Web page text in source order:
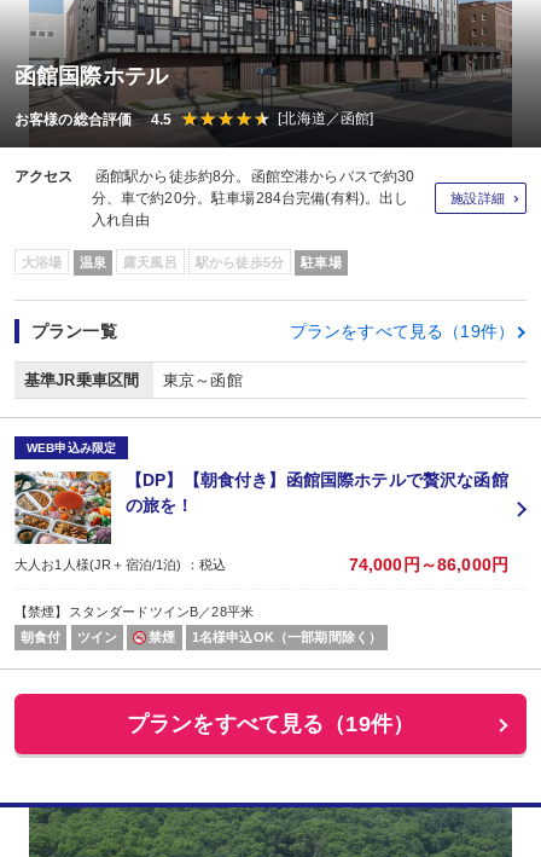
函館国際ホテル
お客様の総合評価 4.5 [北海道／函館]
アクセス
函館駅から徒歩約8分。函館空港からバスで約30
分、車で約20分。駐車場284台完備(有料)。出し
入れ自由
施設詳細
大浴場 温泉 露天風呂 駅から徒歩5分 駐車場
プラン一覧 プランをすべて見る（19件）
基準JR乗車区間 東京～函館
WEB申込み限定
【DP】【朝食付き】函館国際ホテルで贅沢な函館
の旅を！
大人お1人様(JR＋宿泊/1泊) ：税込 74,000円～86,000円
【禁煙】スタンダードツインB／28平米
朝食付
ツイン 禁煙 1名様申込OK（一部期間除く）
プランをすべて見る（19件）